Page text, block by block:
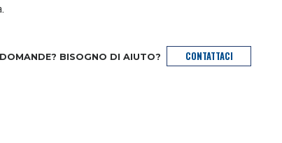
BISOGNO DI AIUTO? CONTATTACI